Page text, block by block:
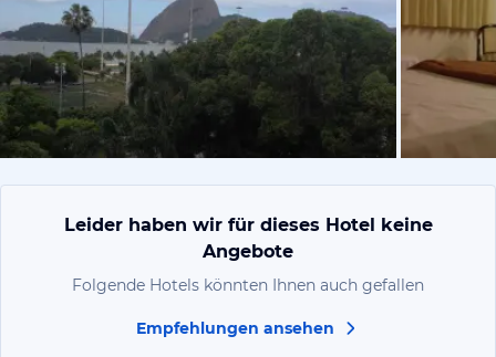
von LAIS,
Leider haben wir für dieses Hotel keine
Angebote
Folgende Hotels könnten Ihnen auch gefallen
Empfehlungen ansehen